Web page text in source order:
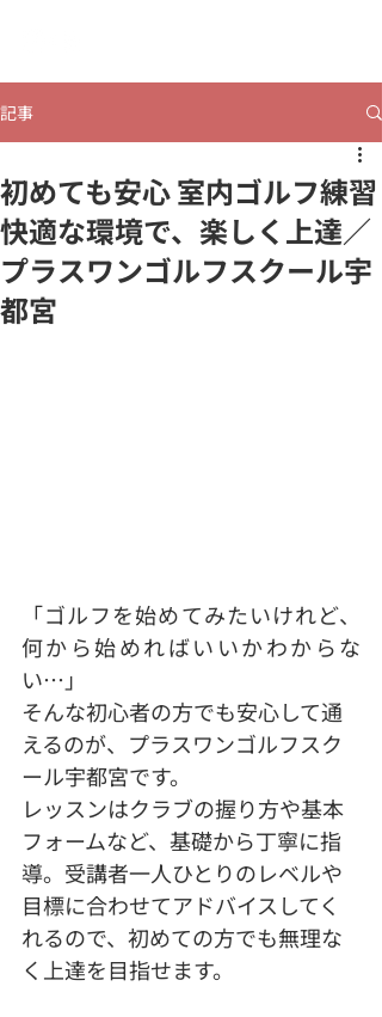
記事
初めても安心 室内ゴルフ練習
快適な環境で、楽しく上達／
プラスワンゴルフスクール宇
都宮
「ゴルフを始めてみたいけれど、
何から始めればいいかわからな
い…」
そんな初心者の方でも安心して通
えるのが、プラスワンゴルフスク
ール宇都宮です。
レッスンはクラブの握り方や基本
フォームなど、基礎から丁寧に指
導。受講者一人ひとりのレベルや
目標に合わせてアドバイスしてく
れるので、初めての方でも無理な
く上達を目指せます。